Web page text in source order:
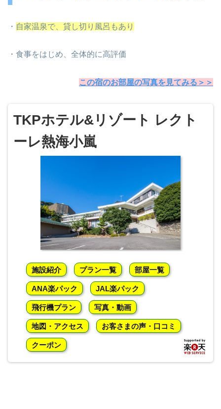
・ 自家温泉で、貸し切り風呂もあり
・食事をはじめ、全体的に高評価
この宿のお部屋の写真を見てみる＞＞
TKPホテル&リゾート レクト
ーレ熱海小嵐
施設紹介 プラン一覧 部屋一覧
ANA楽パック JAL楽パック
飛行機プラン 写真・動画
地図・アクセス お客さまの声・口コミ
クーポン